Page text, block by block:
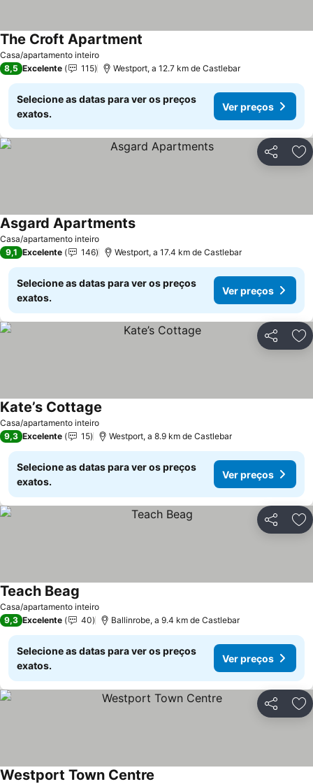
Casa/apartamento inteiro
The Croft Apartment
8,5 Excelente 115 Westport, a 12.7 km de Castlebar
Selecione as datas para ver os preços
exatos.
Ver preços
Partilhar
Casa/apartamento inteiro
Asgard ApartmentsVer preços
9,1 Excelente 146 Westport, a 17.4 km de Castlebar
Selecione as datas para ver os preços
exatos.
Ver preços
Partilhar
Casa/apartamento inteiro
Kate’s Cottage
9,3 Excelente 15 Westport, a 8.9 km de Castlebar
Selecione as datas para ver os preços
exatos.
Ver preços
Partilhar
Casa/apartamento inteiro
Teach Beag
9,3 Excelente 40 Ballinrobe, a 9.4 km de Castlebar
Selecione as datas para ver os preços
exatos.
Ver preços
Partilhar
Westport Town Centre